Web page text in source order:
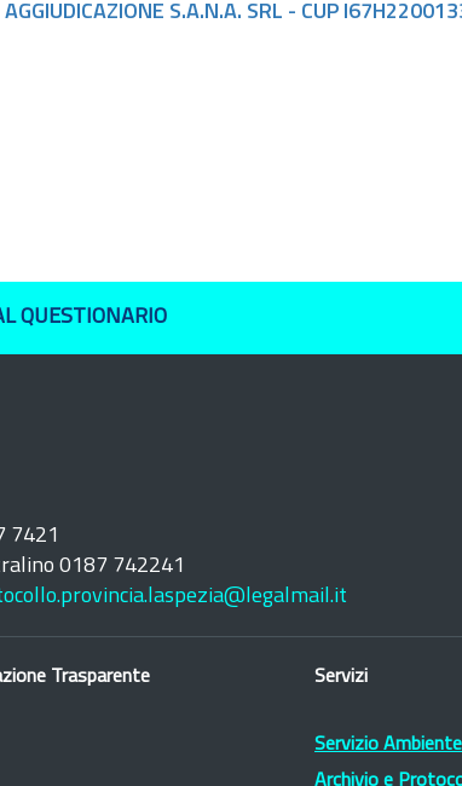
S.A.N.A. SRL - CUP
QUESTIONARIO
7421
0187 742241
Trasparente Servizi
Servizio
Archivio e